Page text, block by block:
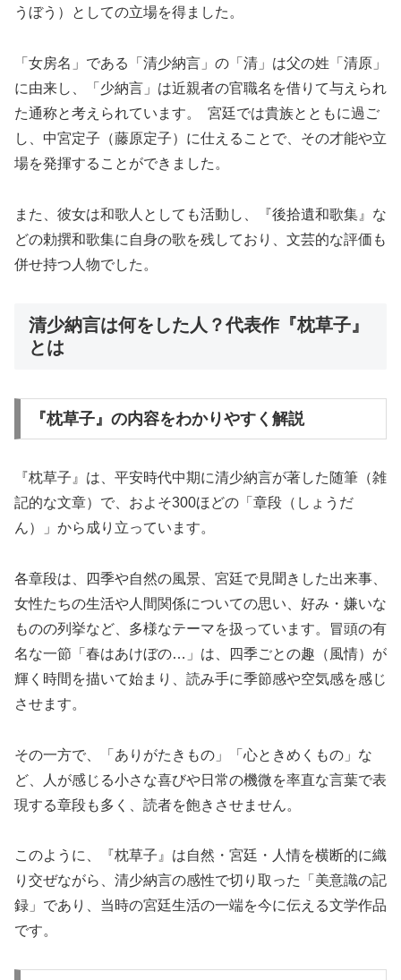
うぼう）としての立場を得ました。
「女房名」である「清少納言」の「清」は父の姓「清原」
に由来し、「少納言」は近親者の官職名を借りて与えられ
た通称と考えられています。 宮廷では貴族とともに過ご
し、中宮定子（藤原定子）に仕えることで、その才能や立
場を発揮することができました。
また、彼女は和歌人としても活動し、『後拾遺和歌集』な
どの勅撰和歌集に自身の歌を残しており、文芸的な評価も
併せ持つ人物でした。
清少納言は何をした人？代表作『枕草子』
とは
『枕草子』の内容をわかりやすく解説
『枕草子』は、平安時代中期に清少納言が著した随筆（雑
記的な文章）で、およそ300ほどの「章段（しょうだ
ん）」から成り立っています。
各章段は、四季や自然の風景、宮廷で見聞きした出来事、
女性たちの生活や人間関係についての思い、好み・嫌いな
ものの列挙など、多様なテーマを扱っています。冒頭の有
名な一節「春はあけぼの…」は、四季ごとの趣（風情）が
輝く時間を描いて始まり、読み手に季節感や空気感を感じ
させます。
その一方で、「ありがたきもの」「心ときめくもの」な
ど、人が感じる小さな喜びや日常の機微を率直な言葉で表
現する章段も多く、読者を飽きさせません。
このように、『枕草子』は自然・宮廷・人情を横断的に織
り交ぜながら、清少納言の感性で切り取った「美意識の記
録」であり、当時の宮廷生活の一端を今に伝える文学作品
です。